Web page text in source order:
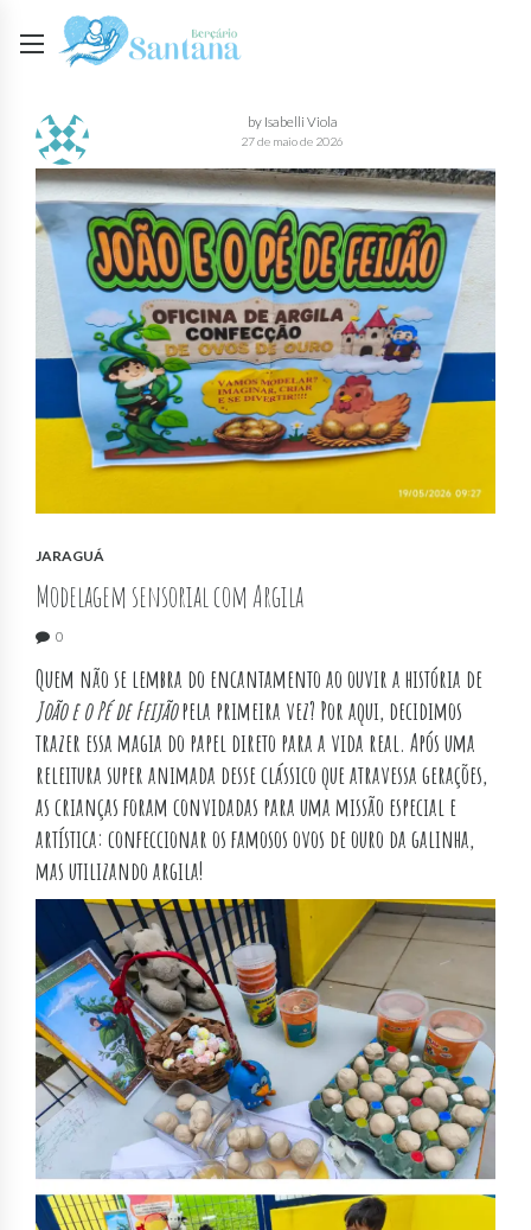
by Isabelli Viola
27 de maio de 2026
JARAGUÁ
Modelagem sensorial com Argila
0
Quem não se lembra do encantamento ao ouvir a história de
João e o Pé de Feijãopela primeira vez? Por aqui, decidimos
trazer essa magia do papel direto para a vida real. Após uma
releitura super animada desse clássico que atravessa gerações,
as crianças foram convidadas para uma missão especial e
artística: confeccionar os famosos ovos de ouro da galinha,
mas utilizando argila!